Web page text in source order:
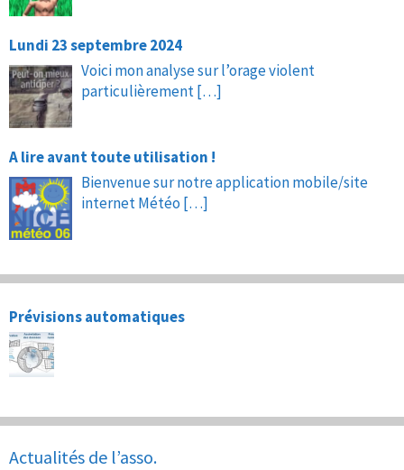
Lundi 23 septembre 2024
Voici mon analyse sur l’orage violent
particulièrement[…]
A lire avant toute utilisation !
Bienvenue sur notre application mobile/site
internet Météo […]
Prévisions automatiques
Actualités de l’asso.